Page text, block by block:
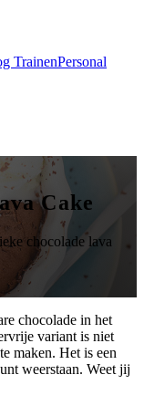
TrainenPersonal
Cake
chocolade lava
chocolade in het
variant is niet
maken. Het is een
weerstaan. Weet jij